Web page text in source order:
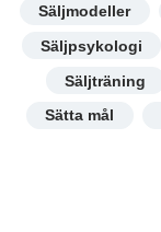
Säljmodeller
Säljpsykologi
Säljträning
Sätta mål